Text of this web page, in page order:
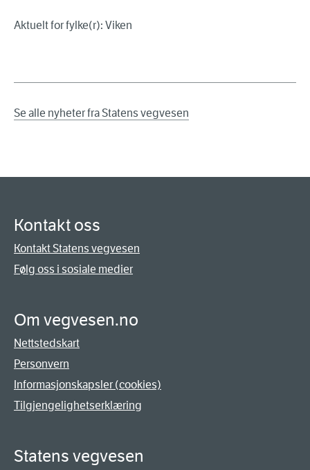
Aktuelt for fylke(r): Viken
Se alle nyheter fra Statens vegvesen
Kontakt oss
Kontakt Statens vegvesen
Følg oss i sosiale medier
Om vegvesen.no
Nettstedskart
Personvern
Informasjonskapsler (cookies)
Tilgjengelighetserklæring
Statens vegvesen